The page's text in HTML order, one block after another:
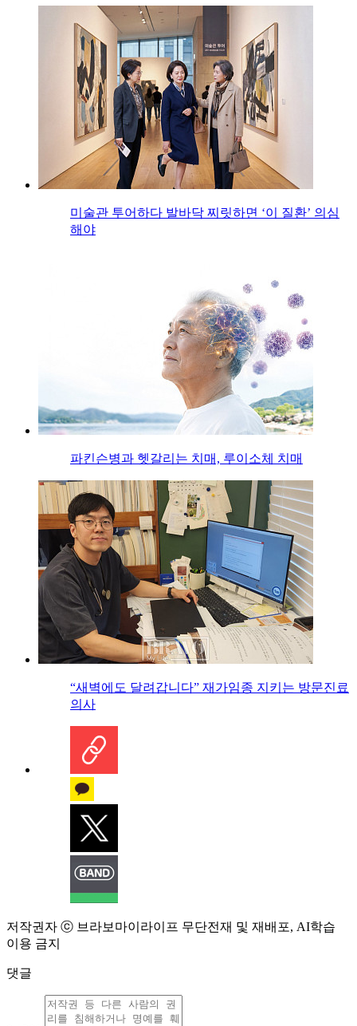
미술관 투어하다 발바닥 찌릿하면 ‘이 질환’ 의심
해야
파킨슨병과 헷갈리는 치매, 루이소체 치매
“새벽에도 달려갑니다” 재가임종 지키는 방문진료
의사
저작권자 ⓒ 브라보마이라이프 무단전재 및 재배포, AI학습
이용 금지
댓글